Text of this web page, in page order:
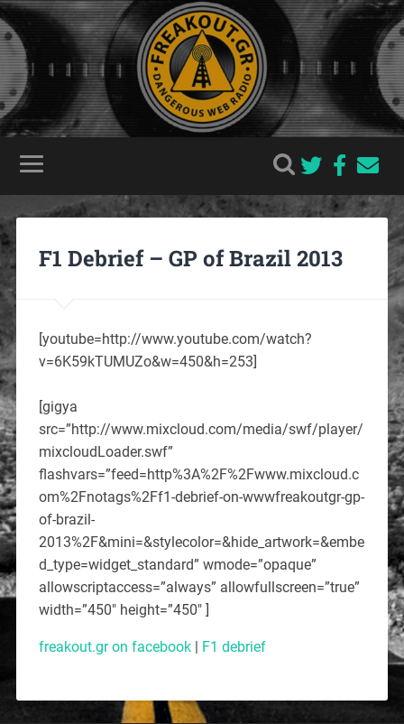
F1 Debrief – GP of Brazil 2013
[youtube=http://www.youtube.com/watch?
v=6K59kTUMUZo&w=450&h=253]
[gigya
src=”http://www.mixcloud.com/media/swf/player/
mixcloudLoader.swf”
flashvars=”feed=http%3A%2F%2Fwww.mixcloud.c
om%2Fnotags%2Ff1-debrief-on-wwwfreakoutgr-gp-
of-brazil-
2013%2F&mini=&stylecolor=&hide_artwork=&embe
d_type=widget_standard” wmode=”opaque”
allowscriptaccess=”always” allowfullscreen=”true”
width=”450″ height=”450″ ]
freakout.gr on facebook| F1 debrief